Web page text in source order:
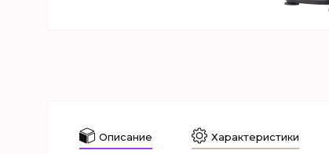
Описание Характеристики